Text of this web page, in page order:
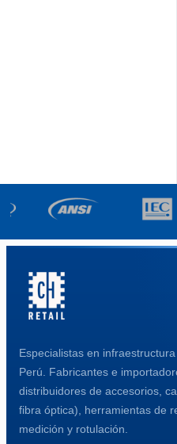
Especialistas en
Perú. Fabricantes e
distribuidores de accesorios,
fibra óptica), herramientas de
medición y rotulación.